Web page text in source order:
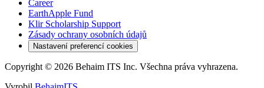
Career
EarthApple Fund
Klir Scholarship Support
Zásady ochrany osobních údajů
Nastavení preferencí cookies
Copyright © 2026 Behaim ITS Inc. Všechna práva vyhrazena.